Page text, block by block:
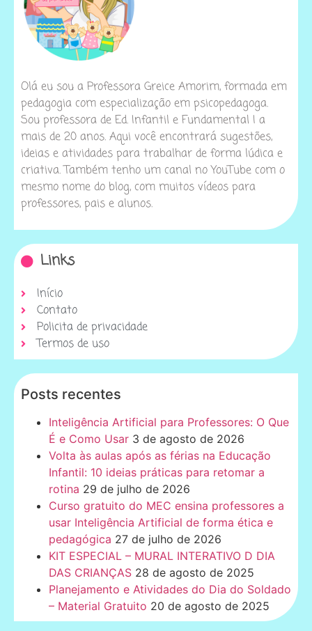
Olá eu sou a Professora Greice Amorim, formada em
pedagogia com especialização em psicopedagoga.
Sou professora de Ed. Infantil e Fundamental I a
mais de 20 anos. Aqui você encontrará sugestões,
ideias e atividades para trabalhar de forma lúdica e
criativa. Também tenho um canal no YouTube com o
mesmo nome do blog, com muitos vídeos para
professores, pais e alunos.
Links
Início
Contato
Policita de privacidade
Termos de uso
Posts recentes
Inteligência Artificial para Professores: O Que
É e Como Usar 3 de agosto de 2026
Volta às aulas após as férias na Educação
Infantil: 10 ideias práticas para retomar a
rotina 29 de julho de 2026
Curso gratuito do MEC ensina professores a
usar Inteligência Artificial de forma ética e
pedagógica 27 de julho de 2026
KIT ESPECIAL – MURAL INTERATIVO D DIA
DAS CRIANÇAS 28 de agosto de 2025
Planejamento e Atividades do Dia do Soldado
– Material Gratuito 20 de agosto de 2025